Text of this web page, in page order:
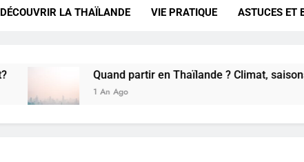
Le guide ultime des
DÉCOUVRIR LA THAÏLANDE VIE PRATIQUE ASTUCES ET
Quand partir en Thaïlande ? Climat, saisons et